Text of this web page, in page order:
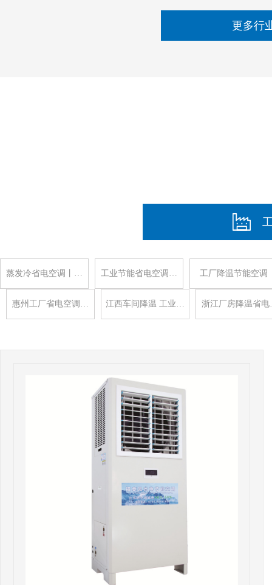
更多行
蒸发冷省电空调丨… 工业节能省电空调… 工厂降温节能空调
惠州工厂省电空调… 江西车间降温 工业… 浙江厂房降温省